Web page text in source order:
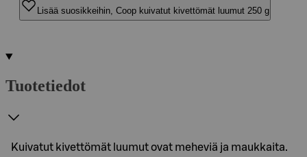
Lisää suosikkeihin, Coop kuivatut kivettömät luumut 250 g
Tuotetiedot
Kuivatut kivettömät luumut ovat meheviä ja maukkaita.